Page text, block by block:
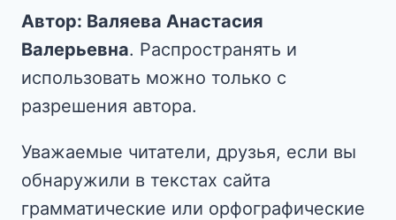
Автор: Валяева Анастасия
Валерьевна. Распространять и
использовать можно только с
разрешения автора.
Уважаемые читатели, друзья, если вы
обнаружили в текстах сайта
грамматические или орфографические